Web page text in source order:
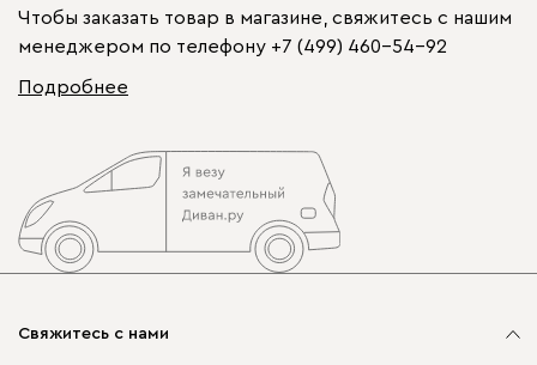
Чтобы заказать товар в магазине, свяжитесь с нашим
менеджером по телефону +7 (499) 460-54-92
Подробнее
Свяжитесь с нами